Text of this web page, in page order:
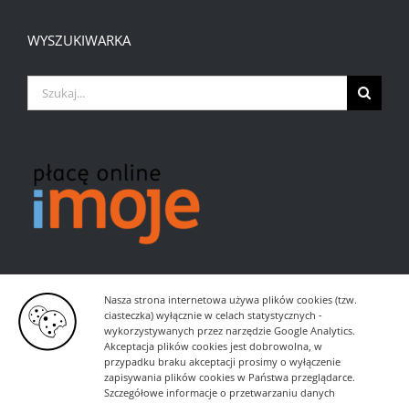
Nasza strona internetowa używa plików cookies (tzw.
ciasteczka) wyłącznie w celach statystycznych -
wykorzystywanych przez narzędzie Google Analytics.
Akceptacja plików cookies jest dobrowolna, w
przypadku braku akceptacji prosimy o wyłączenie
zapisywania plików cookies w Państwa przeglądarce.
Szczegółowe informacje o przetwarzaniu danych
WYSZUKIWARKA
Szukaj